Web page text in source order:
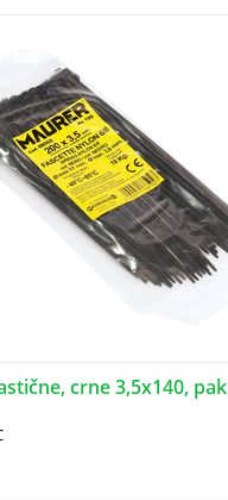
crne 3,5x140, pak